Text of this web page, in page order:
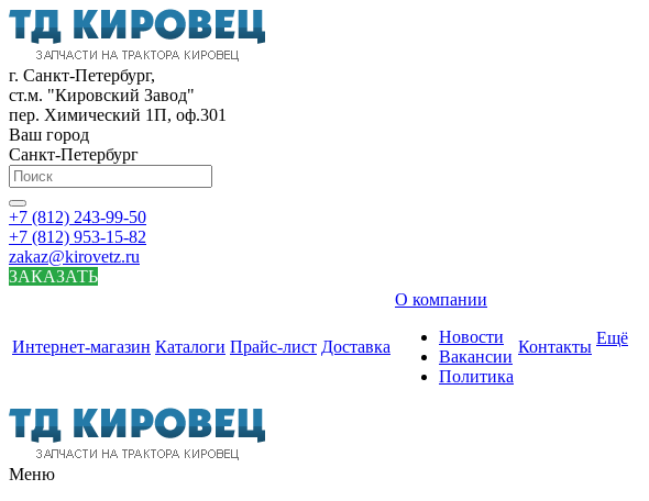
г. Санкт-Петербург,
ст.м. "Кировский Завод"
пер. Химический 1П, оф.301
Ваш город
Санкт-Петербург
+7 (812) 243-99-50
+7 (812) 953-15-82
zakaz@kirovetz.ru
ЗАКАЗАТЬ
Интернет-магазин Каталоги Прайс-лист Доставка
О компании
Новости
Вакансии
Политика
Контакты Ещё
Меню